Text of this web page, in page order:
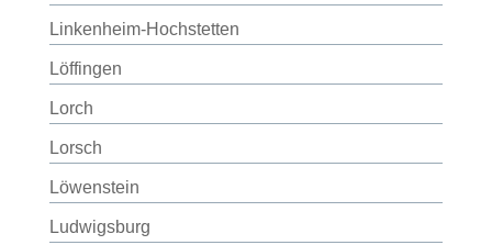
Linkenheim-Hochstetten
Löffingen
Lorch
Lorsch
Löwenstein
Ludwigsburg